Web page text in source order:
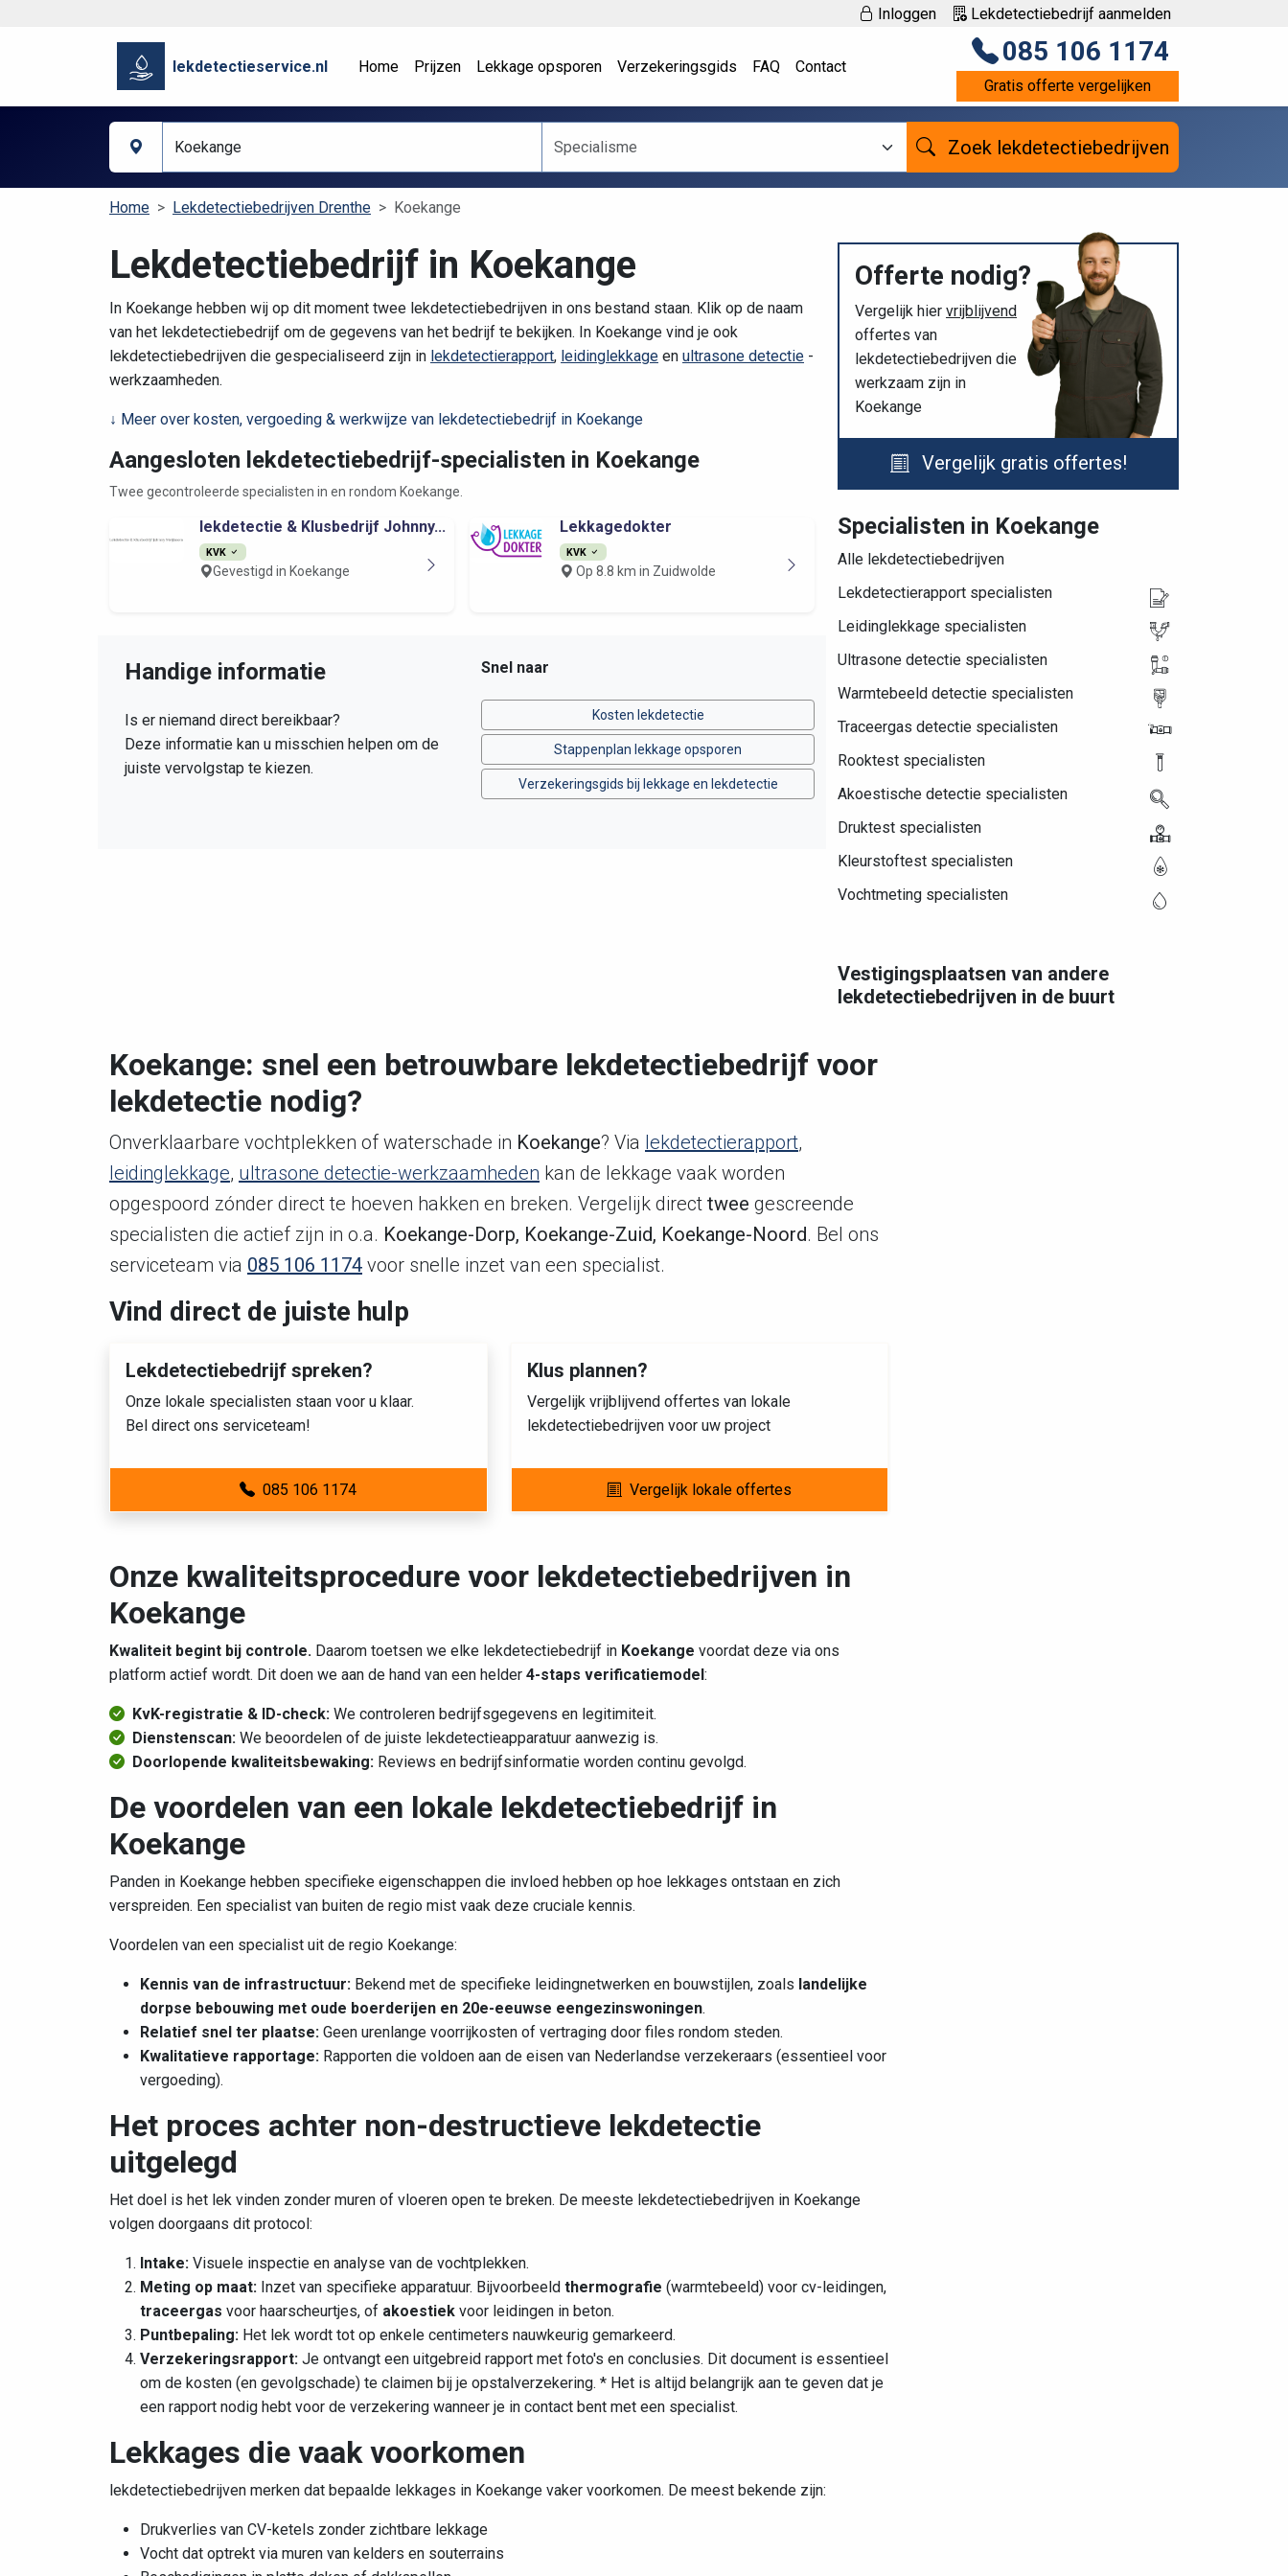
Inloggen Lekdetectiebedrijf aanmelden
lekdetectieservice.nl Home Prijzen Lekkage opsporen Verzekeringsgids FAQ Contact 085 106 1174
Gratis offerte vergelijken
Zoek lekdetectiebedrijven
Home Lekdetectiebedrijven Drenthe Koekange
Lekdetectiebedrijf in Koekange
In Koekange hebben wij op dit moment twee lekdetectiebedrijven in ons bestand staan. Klik op de naam
van het lekdetectiebedrijf om de gegevens van het bedrijf te bekijken. In Koekange vind je ook
lekdetectiebedrijven die gespecialiseerd zijn in lekdetectierapport, leidinglekkage en ultrasone detectie -
werkzaamheden.
↓ Meer over kosten, vergoeding & werkwijze van lekdetectiebedrijf in Koekange
Aangesloten lekdetectiebedrijf-specialisten in Koekange
Twee gecontroleerde specialisten in en rondom Koekange.
lekdetectie & Klusbedrijf Johnny...
KVK
Gevestigd in Koekange
Lekkagedokter
KVK
Op 8.8 km in Zuidwolde
Handige informatie
Is er niemand direct bereikbaar?
Deze informatie kan u misschien helpen om de
juiste vervolgstap te kiezen.
Snel naar
Kosten lekdetectie
Stappenplan lekkage opsporen
Verzekeringsgids bij lekkage en lekdetectie
Offerte nodig?
Vergelijk hier vrijblijvend
offertes van
lekdetectiebedrijven die
werkzaam zijn in
Koekange
Vergelijk gratis offertes!
Specialisten in Koekange
Alle lekdetectiebedrijven
Lekdetectierapport specialisten
Leidinglekkage specialisten
Ultrasone detectie specialisten
Warmtebeeld detectie specialisten
Traceergas detectie specialisten
Rooktest specialisten
Akoestische detectie specialisten
Druktest specialisten
Kleurstoftest specialisten
Vochtmeting specialisten
Vestigingsplaatsen van andere
lekdetectiebedrijven in de buurt
Koekange: snel een betrouwbare lekdetectiebedrijf voor
lekdetectie nodig?
Onverklaarbare vochtplekken of waterschade in Koekange? Via lekdetectierapport,
leidinglekkage, ultrasone detectie-werkzaamheden kan de lekkage vaak worden
opgespoord zónder direct te hoeven hakken en breken. Vergelijk direct twee gescreende
specialisten die actief zijn in o.a. Koekange-Dorp, Koekange-Zuid, Koekange-Noord. Bel ons
serviceteam via 085 106 1174 voor snelle inzet van een specialist.
Vind direct de juiste hulp
Lekdetectiebedrijf spreken?
Onze lokale specialisten staan voor u klaar.
Bel direct ons serviceteam!
085 106 1174
Klus plannen?
Vergelijk vrijblijvend offertes van lokale
lekdetectiebedrijven voor uw project
Vergelijk lokale offertes
Onze kwaliteitsprocedure voor lekdetectiebedrijven in
Koekange
Kwaliteit begint bij controle. Daarom toetsen we elke lekdetectiebedrijf in Koekange voordat deze via ons
platform actief wordt. Dit doen we aan de hand van een helder 4-staps verificatiemodel :
KvK-registratie & ID-check: We controleren bedrijfsgegevens en legitimiteit.
Dienstenscan: We beoordelen of de juiste lekdetectieapparatuur aanwezig is.
Doorlopende kwaliteitsbewaking: Reviews en bedrijfsinformatie worden continu gevolgd.
De voordelen van een lokale lekdetectiebedrijf in
Koekange
Panden in Koekange hebben specifieke eigenschappen die invloed hebben op hoe lekkages ontstaan en zich
verspreiden. Een specialist van buiten de regio mist vaak deze cruciale kennis.
Voordelen van een specialist uit de regio Koekange:
Kennis van de infrastructuur: Bekend met de specifieke leidingnetwerken en bouwstijlen, zoals landelijke
dorpse bebouwing met oude boerderijen en 20e-eeuwse eengezinswoningen.
Relatief snel ter plaatse: Geen urenlange voorrijkosten of vertraging door files rondom steden.
Kwalitatieve rapportage: Rapporten die voldoen aan de eisen van Nederlandse verzekeraars (essentieel voor
vergoeding).
Het proces achter non-destructieve lekdetectie
uitgelegd
Het doel is het lek vinden zonder muren of vloeren open te breken. De meeste lekdetectiebedrijven in Koekange
volgen doorgaans dit protocol:
Intake: Visuele inspectie en analyse van de vochtplekken.
Meting op maat: Inzet van specifieke apparatuur. Bijvoorbeeld thermografie (warmtebeeld) voor cv-leidingen,
traceergas voor haarscheurtjes, of akoestiek voor leidingen in beton.
Puntbepaling: Het lek wordt tot op enkele centimeters nauwkeurig gemarkeerd.
Verzekeringsrapport: Je ontvangt een uitgebreid rapport met foto's en conclusies. Dit document is essentieel
om de kosten (en gevolgschade) te claimen bij je opstalverzekering. * Het is altijd belangrijk aan te geven dat je
een rapport nodig hebt voor de verzekering wanneer je in contact bent met een specialist.
Lekkages die vaak voorkomen
lekdetectiebedrijven merken dat bepaalde lekkages in Koekange vaker voorkomen. De meest bekende zijn:
Drukverlies van CV-ketels zonder zichtbare lekkage
Vocht dat optrekt via muren van kelders en souterrains